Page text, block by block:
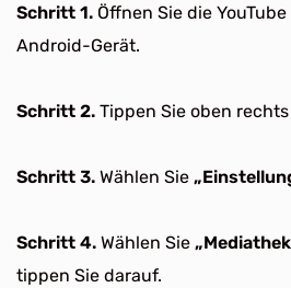
Schritt 1. Öffnen Sie die
Android-Gerät.
Schritt 2. Tippen Sie oben
Schritt 3. Wählen Sie
Schritt 4. Wählen Sie
tippen Sie darauf.